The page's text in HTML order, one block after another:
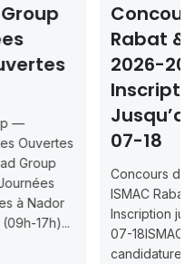
Concours ISMAC
Rabat & Dakhla
2026-2027 —
Inscription
Jusqu’au 2026-
07-18
Concours d’accès L1
ISMAC Rabat & Dakhla —
Inscription jusqu’au 2026-
07-18ISMAC ouvre les
candidatures au concours